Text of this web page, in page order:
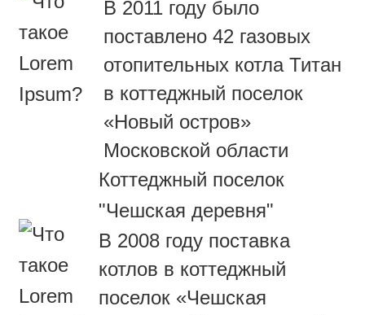
В 2011 году было
поставлено 42 газовых
отопительных котла Титан
в коттеджный поселок
«Новый остров»
Московской области
Коттеджный поселок
"Чешская деревня"
В 2008 году поставка
котлов в коттеджный
поселок «Чешская